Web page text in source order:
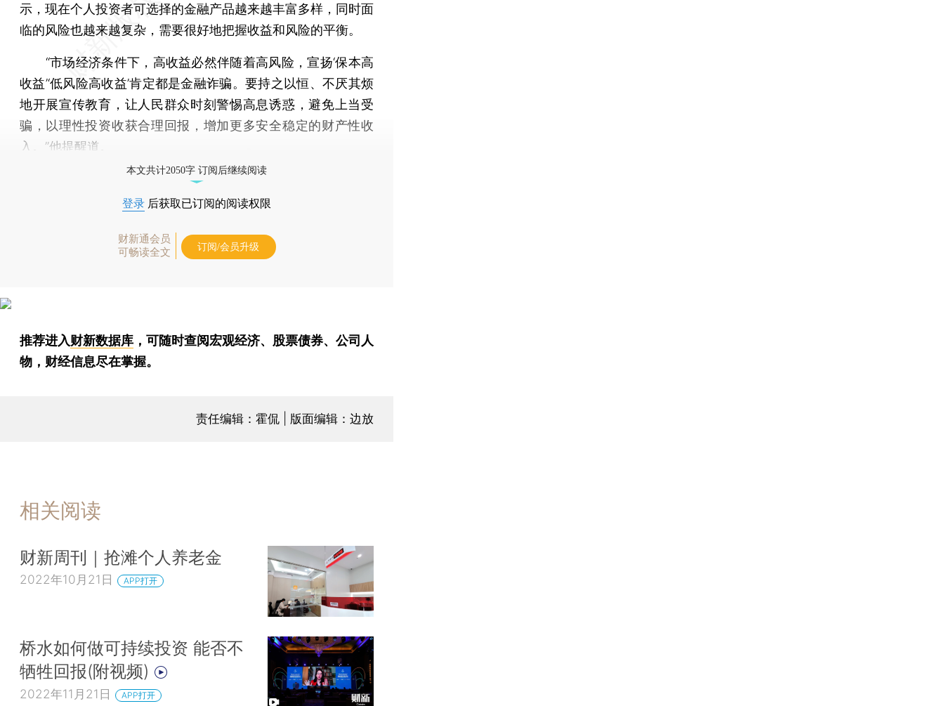
示，现在个人投资者可选择的金融产品越来越丰富多样，同时面
临的风险也越来越复杂，需要很好地把握收益和风险的平衡。
“市场经济条件下，高收益必然伴随着高风险，宣扬‘保本高
收益’‘低风险高收益’肯定都是金融诈骗。要持之以恒、不厌其烦
地开展宣传教育，让人民群众时刻警惕高息诱惑，避免上当受
骗，以理性投资收获合理回报，增加更多安全稳定的财产性收
入。”他提醒道。
本文共计2050字 订阅后继续阅读
登录 后获取已订阅的阅读权限
财新通会员
可畅读全文
订阅/会员升级
推荐进入财新数据库 ，可随时查阅宏观经济、股票债券、公司人
物，财经信息尽在掌握。
责任编辑：霍侃 | 版面编辑：边放
相关阅读
财新周刊｜抢滩个人养老金
2022年10月21日 APP打开
桥水如何做可持续投资 能否不
牺牲回报(附视频)
2022年11月21日 APP打开